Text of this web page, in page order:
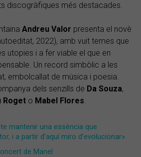
discogràfiques més destacades.
Andreu Valor presenta el novè
2022), amb vuit temes que
utopies i a fer viable el que en
Un record simbòlic a les
embolcallat de música i poesia.
dels senzills de Da Souza,
Roget o Mabel Flores.
mantenir una essència que
i a partir d’aquí miro d’evolucionar»
de Manel